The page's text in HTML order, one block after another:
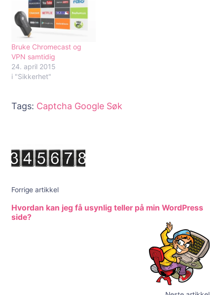
Bruke Chromecast og
VPN samtidig
24. april 2015
i "Sikkerhet"
Tags: Captcha Google Søk
Forrige artikkel
Hvordan kan jeg få usynlig teller på min WordPress
side?